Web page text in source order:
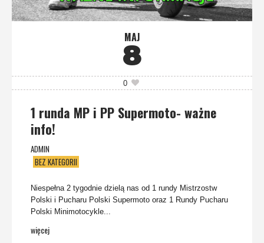
MAJ
8
0
1 runda MP i PP Supermoto- ważne
info!
ADMIN
BEZ KATEGORII
Niespełna 2 tygodnie dzielą nas od 1 rundy Mistrzostw
Polski i Pucharu Polski Supermoto oraz 1 Rundy Pucharu
Polski Minimotocykle...
więcej